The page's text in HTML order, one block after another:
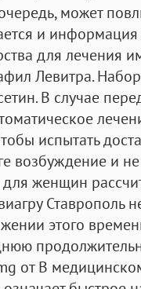
может
и
для лечения
Левитра.
В случае
испытать
возбуждение и
женщин
Ставрополь
этого
от В